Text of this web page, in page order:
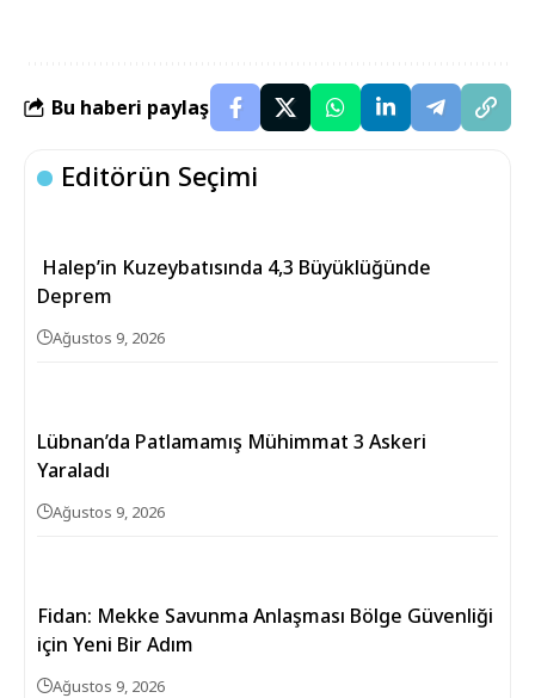
Bu haberi paylaş
Editörün Seçimi
Halep’in Kuzeybatısında 4,3 Büyüklüğünde
Deprem
Ağustos 9, 2026
Lübnan’da Patlamamış Mühimmat 3 Askeri
Yaraladı
Ağustos 9, 2026
Fidan: Mekke Savunma Anlaşması Bölge Güvenliği
için Yeni Bir Adım
Ağustos 9, 2026